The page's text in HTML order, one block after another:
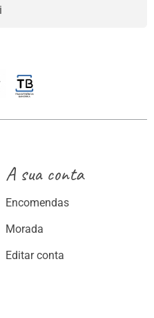
A sua conta
Encomendas
Morada
Editar conta